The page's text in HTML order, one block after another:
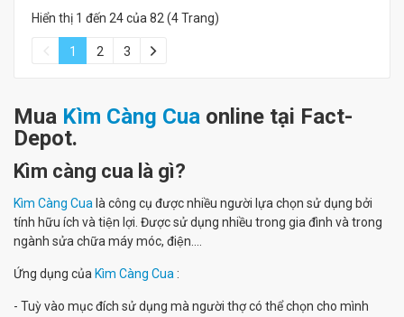
Hiển thị 1 đến 24 của 82 (4 Trang)
1 2 3
Mua Kìm Càng Cua online tại Fact-
Depot.
Kìm càng cua là gì?
Kìm Càng Cua là công cụ được nhiều người lựa chọn sử dụng bởi
tính hữu ích và tiện lợi. Được sử dụng nhiều trong gia đình và trong
ngành sửa chữa máy móc, điện....
Ứng dụng của Kìm Càng Cua :
- Tuỳ vào mục đích sử dụng mà người thợ có thể chọn cho mình